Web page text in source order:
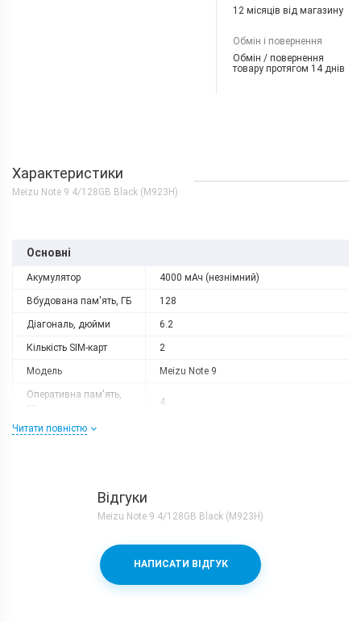
12 місяців від магазину
Обмін і повернення
Обмін / повернення
товару протягом 14 днів
Характеристики
Meizu Note 9 4/128GB Black (M923H)
Основні
Акумулятор 4000 мАч (незнімний)
Вбудована пам'ять, ГБ 128
Діагональ, дюйми 6.2
Кількість SIM-карт 2
Модель Meizu Note 9
Оперативна пам'ять,
4
Роздільна здатність
Qualcomm Snapdragon 675 + Adreno
612
Читати повністю
Відгуки
Meizu Note 9 4/128GB Black (M923H)
НАПИСАТИ ВІДГУК